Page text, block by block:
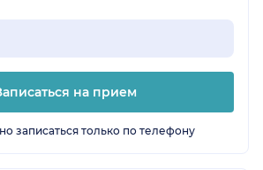
на прием
записаться только по телефону